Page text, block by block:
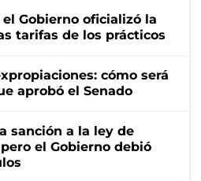
Gobierno oficializó la
tarifas de los prácticos
cómo será
aprobó el Senado
sanción a la ley de
el Gobierno debió